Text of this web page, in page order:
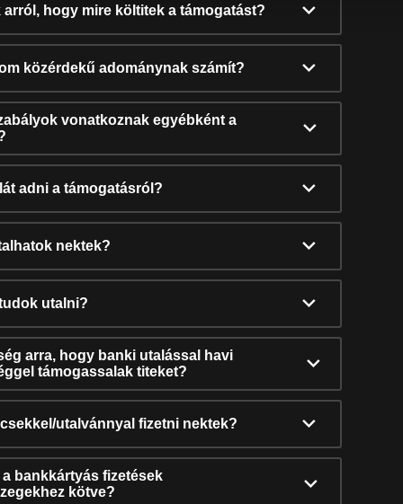
arról, hogy mire költitek a támogatást?
közérdekű adománynak számít?
vonatkoznak egyébként a
adni a támogatásról?
nektek?
utalni?
arra, hogy banki utalással havi
támogassalak titeket?
utalvánnyal fizetni nektek?
a bankkártyás fizetések
kötve?